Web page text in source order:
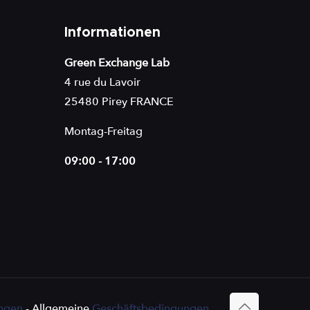
Informationen
Green Exchange Lab
4 rue du Lavoir
25480 Pirey FRANCE
Montag-Freitag
09:00 - 17:00